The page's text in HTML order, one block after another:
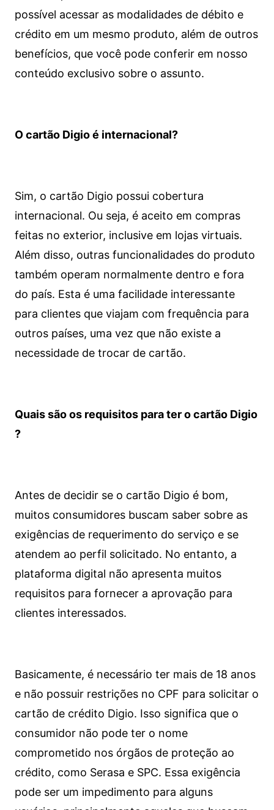
possível acessar as modalidades de débito e
crédito em um mesmo produto, além de outros
benefícios, que você pode conferir em nosso
conteúdo exclusivo sobre o assunto.
O cartão Digio é internacional?
Sim, o cartão Digio possui cobertura
internacional. Ou seja, é aceito em compras
feitas no exterior, inclusive em lojas virtuais.
Além disso, outras funcionalidades do produto
também operam normalmente dentro e fora
do país. Esta é uma facilidade interessante
para clientes que viajam com frequência para
outros países, uma vez que não existe a
necessidade de trocar de cartão.
Quais são os requisitos para ter o cartão Digio
?
Antes de decidir se o cartão Digio é bom,
muitos consumidores buscam saber sobre as
exigências de requerimento do serviço e se
atendem ao perfil solicitado. No entanto, a
plataforma digital não apresenta muitos
requisitos para fornecer a aprovação para
clientes interessados.
Basicamente, é necessário ter mais de 18 anos
e não possuir restrições no CPF para solicitar o
cartão de crédito Digio. Isso significa que o
consumidor não pode ter o nome
comprometido nos órgãos de proteção ao
crédito, como Serasa e SPC. Essa exigência
pode ser um impedimento para alguns